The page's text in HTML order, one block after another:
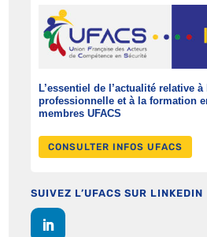
L’essentiel de l’actualité relative
professionnelle et à la formation
membres UFACS
CONSULTER INFOS UFACS
SUIVEZ L’UFACS SUR LINKEDIN